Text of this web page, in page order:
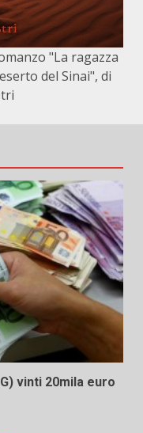
"La ragazza
del Sinai", di
vinti 20mila euro